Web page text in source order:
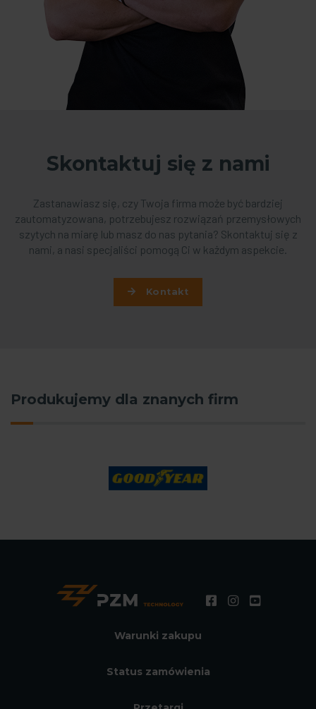
Skontaktuj się z nami
Zastanawiasz się, czy Twoja firma może być bardziej
zautomatyzowana, potrzebujesz rozwiązań przemysłowych
szytych na miarę lub masz do nas pytania? Skontaktuj się z
nami, a nasi specjaliści pomogą Ci w każdym aspekcie.
Kontakt
Produkujemy dla znanych firm
Warunki zakupu
Status zamówienia